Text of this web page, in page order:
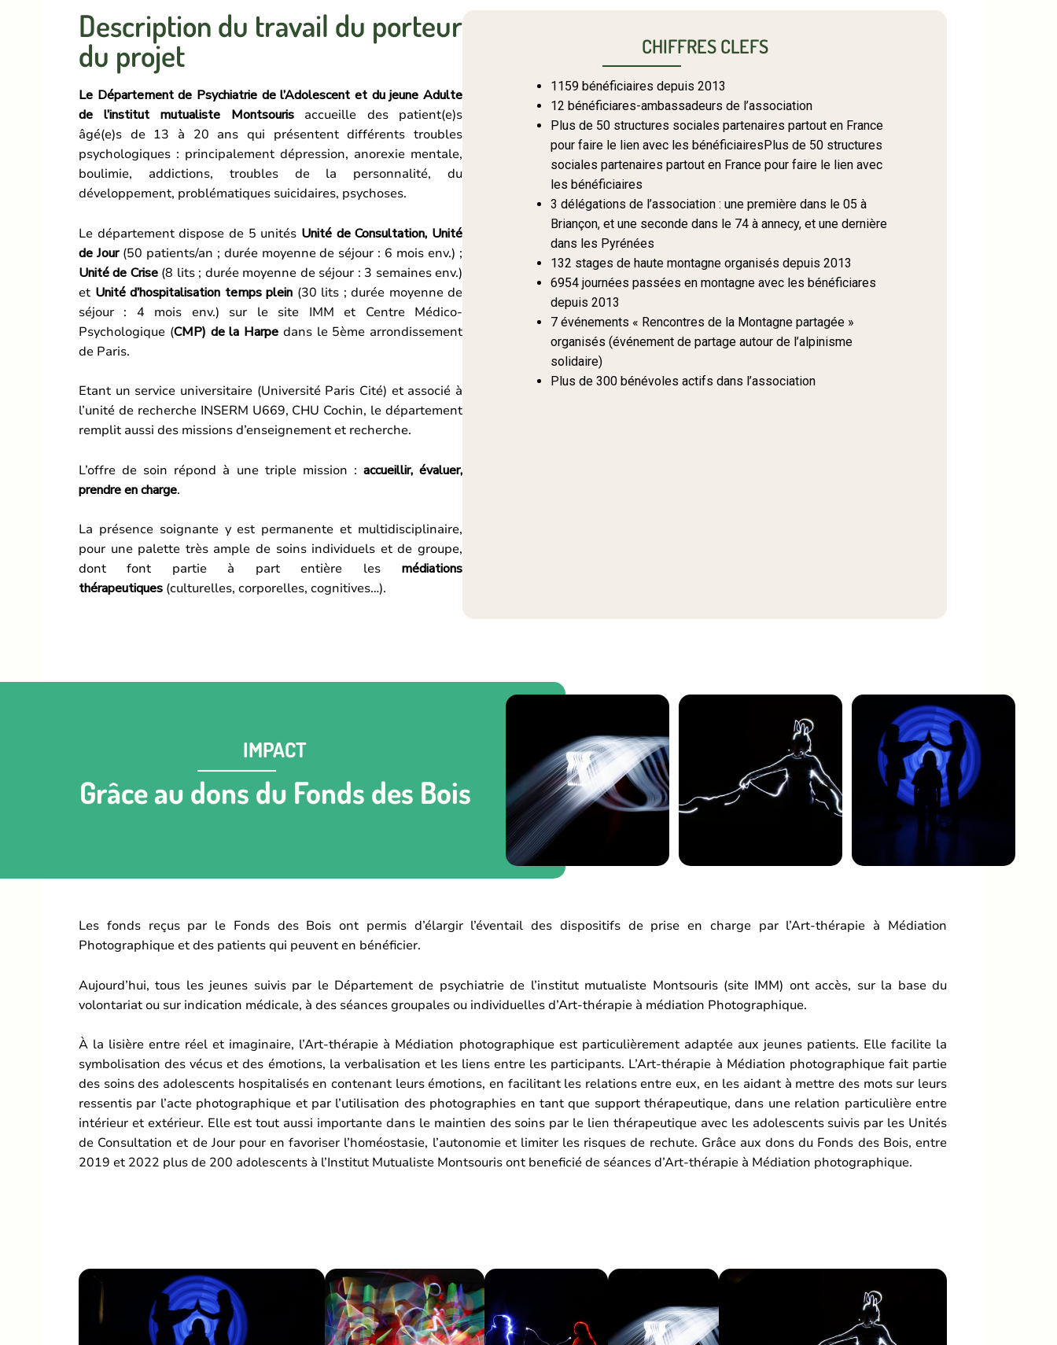
Description du travail du porteur
du projet
Le Département de Psychiatrie de l’Adolescent et du jeune Adulte
de l’institut mutualiste Montsourisaccueille des patient(e)s
âgé(e)s de 13 à 20 ans qui présentent différents troubles
psychologiques : principalement dépression, anorexie mentale,
boulimie, addictions, troubles de la personnalité, du
développement, problématiques suicidaires, psychoses.
Le département dispose de 5 unités Unité de Consultation, Unité
de Jour(50 patients/an ; durée moyenne de séjour : 6 mois env.) ;
Unité de Crise (8 lits ; durée moyenne de séjour : 3 semaines env.)
et Unité d’hospitalisation temps plein (30 lits ; durée moyenne de
séjour : 4 mois env.) sur le site IMM et Centre Médico-
Psychologique (CMP) de la Harpe dans le 5ème arrondissement
de Paris.
Etant un service universitaire (Université Paris Cité) et associé à
l’unité de recherche INSERM U669, CHU Cochin, le département
remplit aussi des missions d’enseignement et recherche.
L’offre de soin répond à une triple mission : accueillir, évaluer,
prendre en charge.
La présence soignante y est permanente et multidisciplinaire,
pour une palette très ample de soins individuels et de groupe,
dont font partie à part entière les médiations
thérapeutiques (culturelles, corporelles, cognitives…).
CHIFFRES CLEFS
1159 bénéficiaires depuis 2013
12 bénéficiares-ambassadeurs de l’association
Plus de 50 structures sociales partenaires partout en France
pour faire le lien avec les bénéficiairesPlus de 50 structures
sociales partenaires partout en France pour faire le lien avec
les bénéficiaires
3 délégations de l’association : une première dans le 05 à
Briançon, et une seconde dans le 74 à annecy, et une dernière
dans les Pyrénées
132 stages de haute montagne organisés depuis 2013
6954 journées passées en montagne avec les bénéficiares
depuis 2013
7 événements « Rencontres de la Montagne partagée »
organisés (événement de partage autour de l’alpinisme
solidaire)
Plus de 300 bénévoles actifs dans l’association
IMPACT
Grâce au dons du Fonds des Bois
Les fonds reçus par le Fonds des Bois ont permis d’élargir l’éventail des dispositifs de prise en charge par l’Art-thérapie à Médiation
Photographique et des patients qui peuvent en bénéficier.
Aujourd’hui, tous les jeunes suivis par le Département de psychiatrie de l’institut mutualiste Montsouris (site IMM) ont accès, sur la base du
volontariat ou sur indication médicale, à des séances groupales ou individuelles d’Art-thérapie à médiation Photographique.
À la lisière entre réel et imaginaire, l’Art-thérapie à Médiation photographique est particulièrement adaptée aux jeunes patients. Elle facilite la
symbolisation des vécus et des émotions, la verbalisation et les liens entre les participants. L’Art-thérapie à Médiation photographique fait partie
des soins des adolescents hospitalisés en contenant leurs émotions, en facilitant les relations entre eux, en les aidant à mettre des mots sur leurs
ressentis par l’acte photographique et par l’utilisation des photographies en tant que support thérapeutique, dans une relation particulière entre
intérieur et extérieur. Elle est tout aussi importante dans le maintien des soins par le lien thérapeutique avec les adolescents suivis par les Unités
de Consultation et de Jour pour en favoriser l’homéostasie, l’autonomie et limiter les risques de rechute. Grâce aux dons du Fonds des Bois, entre
2019 et 2022 plus de 200 adolescents à l’Institut Mutualiste Montsouris ont beneficié de séances d’Art-thérapie à Médiation photographique.